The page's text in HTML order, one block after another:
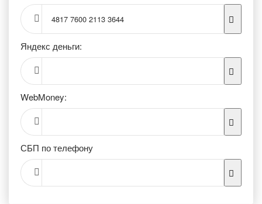
4817 7600 2113 3644
Яндекс деньги:
WebMoney:
СБП по телефону